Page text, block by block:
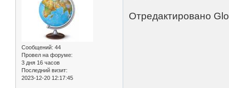
Сообщений: 44
Провел на форуме:
3 дня 16 часов
Последний визит:
2023-12-20 12:17:45
Отредактировано